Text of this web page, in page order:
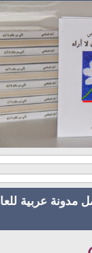
مدونة عربية